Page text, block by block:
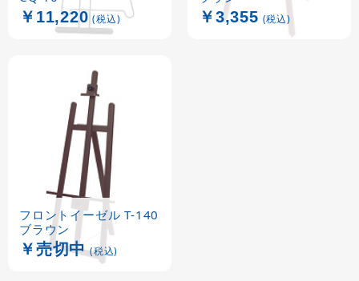
￥11,220 (税込) ￥3,355 (税込)
フロントイーゼル T-140
ブラウン
￥売切中 (税込)